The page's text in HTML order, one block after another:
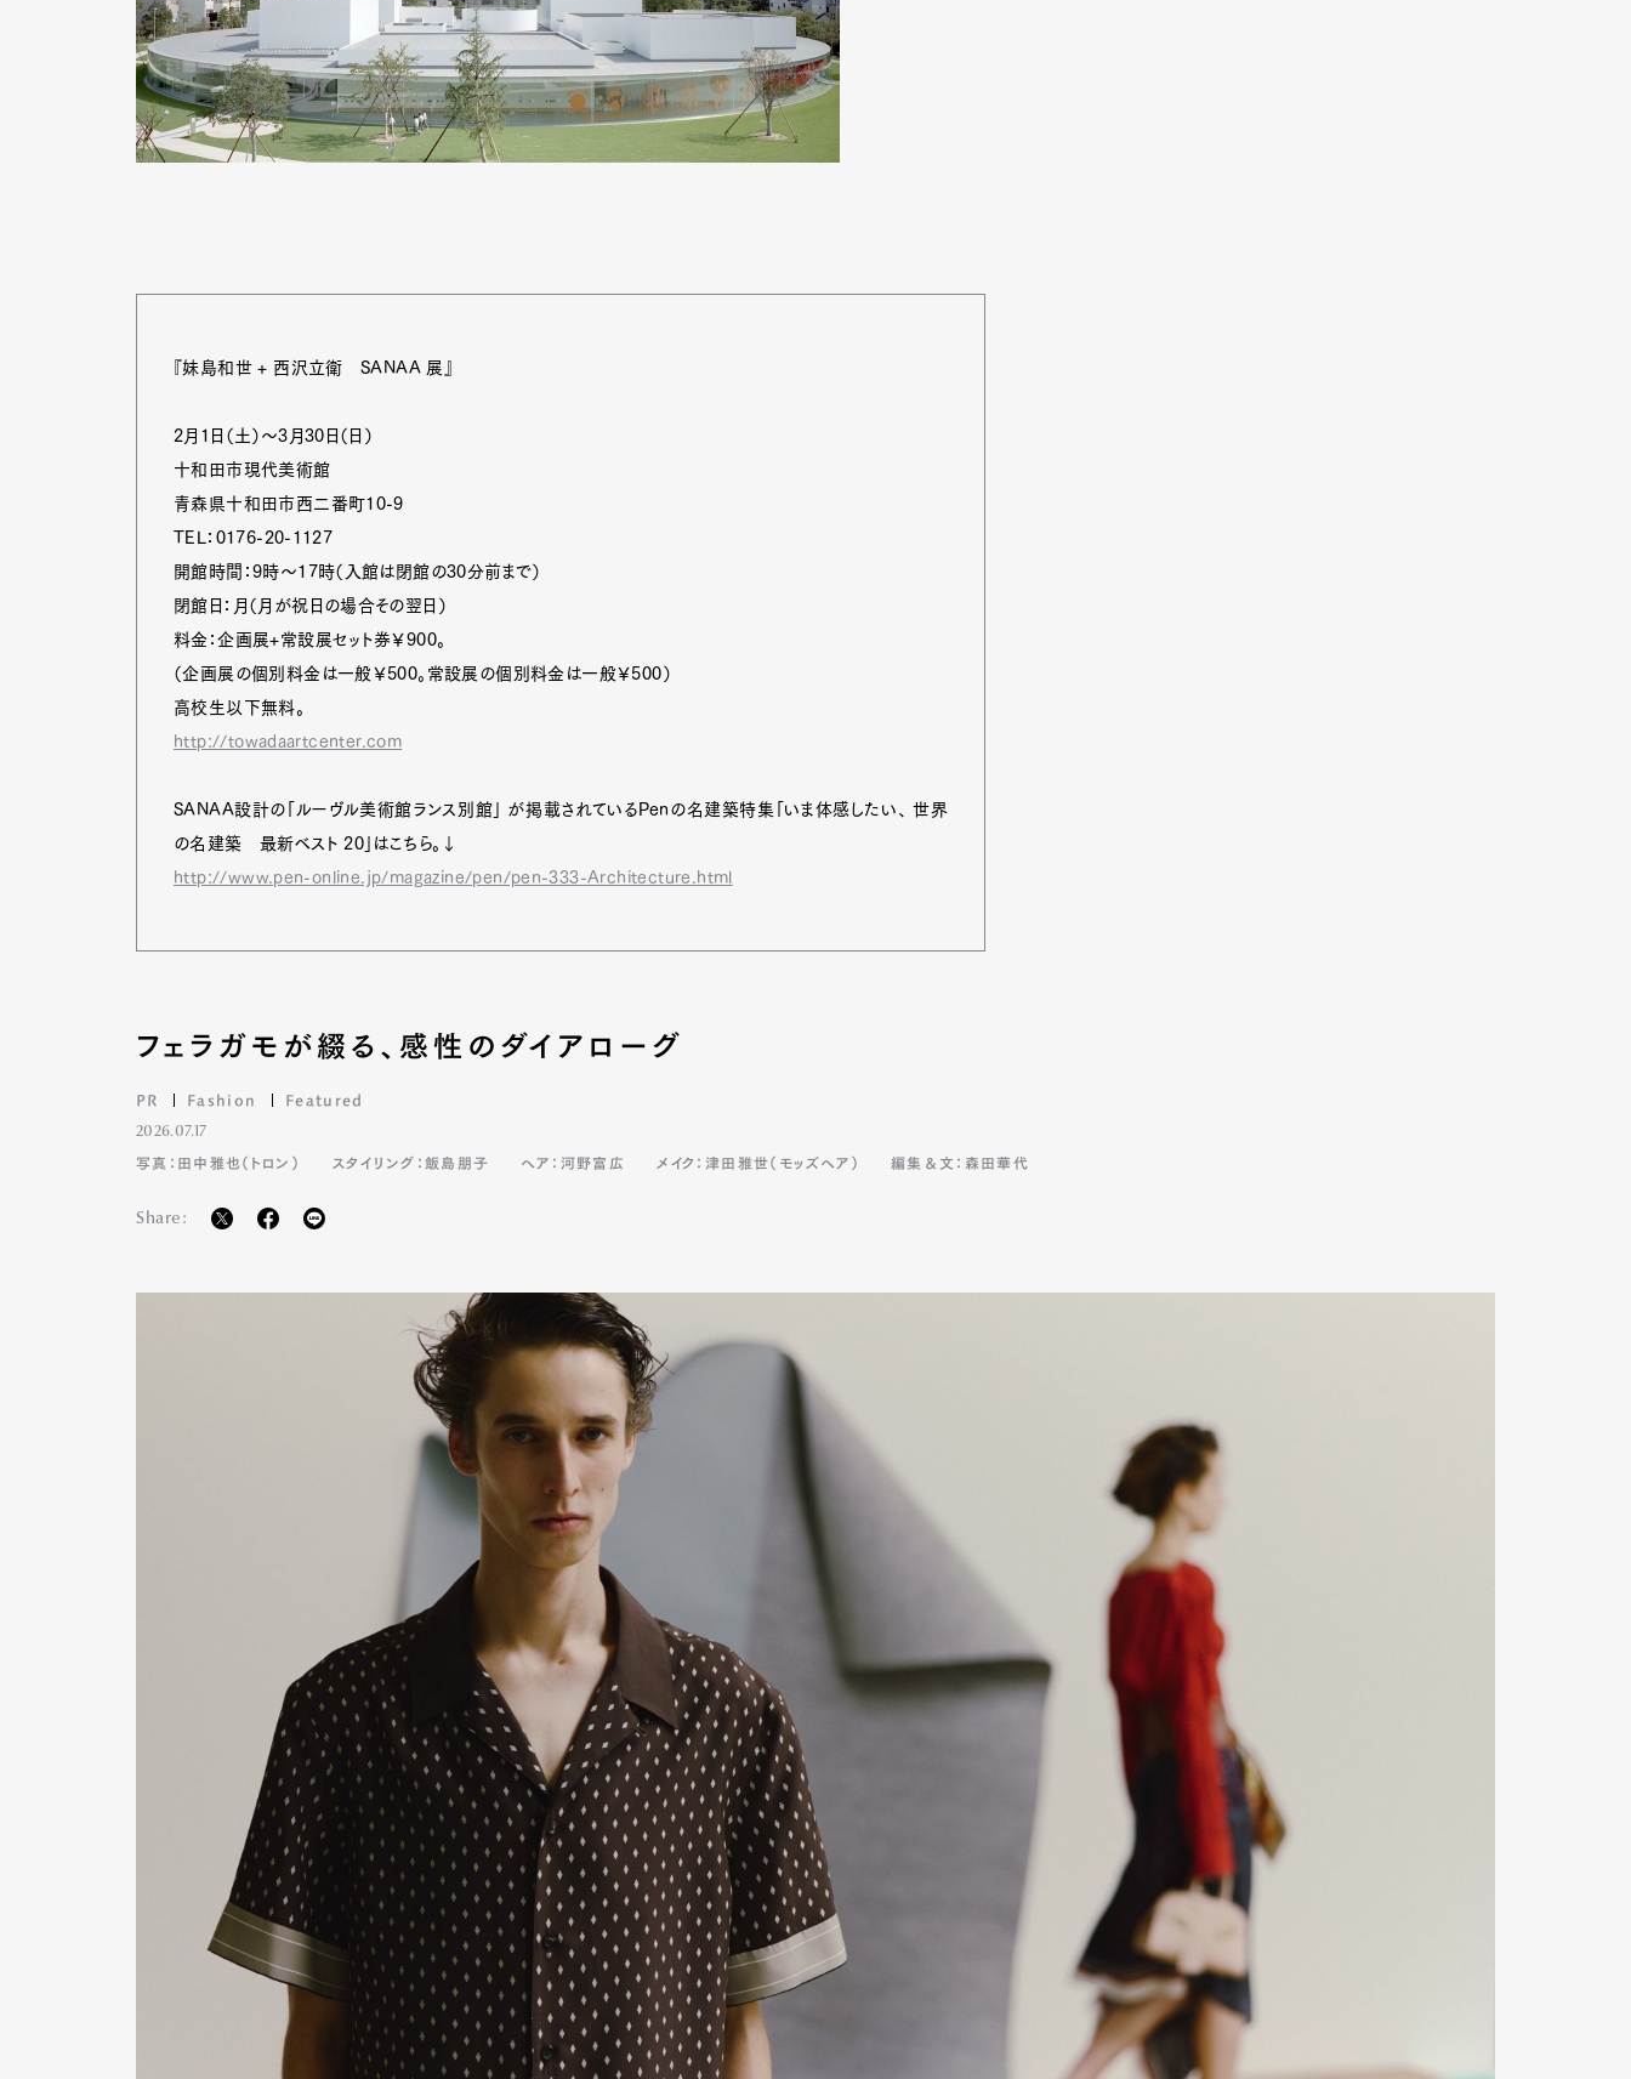
Pen Meet Pen international
『妹島和世 + 西沢立衛 SANAA 展』
2月1日（土）～3月30日（日）
十和田市現代美術館
青森県十和田市西二番町10-9
TEL：0176-20-1127
開館時間：9時～17時（入館は閉館の30分前まで）
閉館日：月（月が祝日の場合その翌日）
料金：企画展+常設展セット券￥900。
（企画展の個別料金は一般￥500。常設展の個別料金は一般￥500）
高校生以下無料。
http://towadaartcenter.com
SANAA設計の「ルーヴル美術館ランス別館」 が掲載されているPenの名建築特集「いま体感したい、 世界
の名建築 最新ベスト 20」はこちら。↓
http://www.pen-online.jp/magazine/pen/pen-333-Architecture.html
フェラガモが綴る、感性のダイアローグ
PR Fashion Featured
2026.07.17
写真：田中雅也（トロン） スタイリング：飯島朋子 ヘア：河野富広 メイク：津田雅世（モッズヘア） 編集＆文：森田華代
Share: